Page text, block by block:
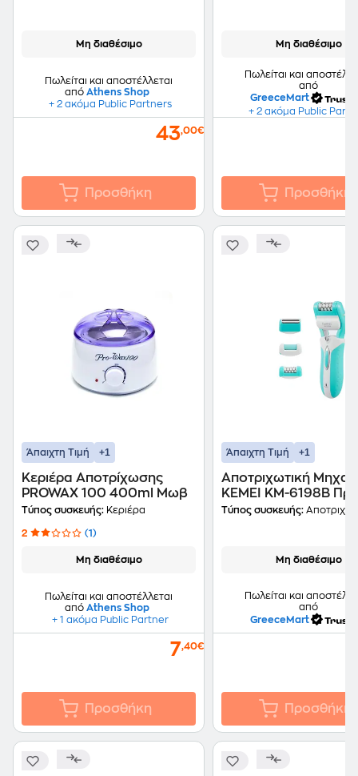
Μη διαθέσιμο
Πωλείται και αποστέλλεται
από Athens Shop
+ 2 ακόμα Public Partners
43,00€
Προσθήκη
Μη διαθέσιμο
Πωλείται και
από
GreeceMart
+ 2 ακόμα Public
Προσθήκη
Άπαιχτη Τιμή +1
Κεριέρα Αποτρίχωσης
PROWAX 100 400ml Μωβ
Τύπος συσκευής: Κεριέρα
2 (1)
Μη διαθέσιμο
Πωλείται και αποστέλλεται
από Athens Shop
+ 1 ακόμα Public Partner
7,40€
Προσθήκη
Άπαιχτη Τιμή +1
Αποτριχωτική
KEMEI KM-6198B
Τύπος συσκευής:
Μη διαθέσιμο
Πωλείται και
από
GreeceMart
Προσθήκη